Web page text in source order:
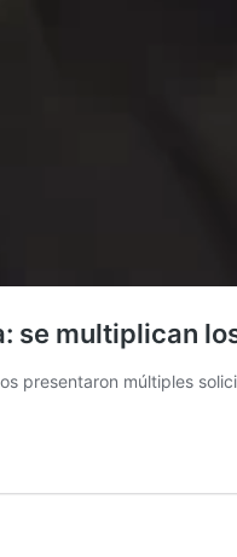
se multiplican
presentaron múltiples